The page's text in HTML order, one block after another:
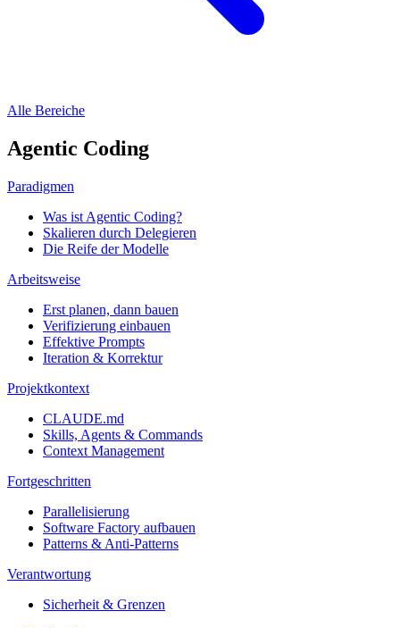
Alle Bereiche
Agentic Coding
Paradigmen
Was ist Agentic Coding?
Skalieren durch Delegieren
Die Reife der Modelle
Arbeitsweise
Erst planen, dann bauen
Verifizierung einbauen
Effektive Prompts
Iteration & Korrektur
Projektkontext
CLAUDE.md
Skills, Agents & Commands
Context Management
Fortgeschritten
Parallelisierung
Software Factory aufbauen
Patterns & Anti-Patterns
Verantwortung
Sicherheit & Grenzen